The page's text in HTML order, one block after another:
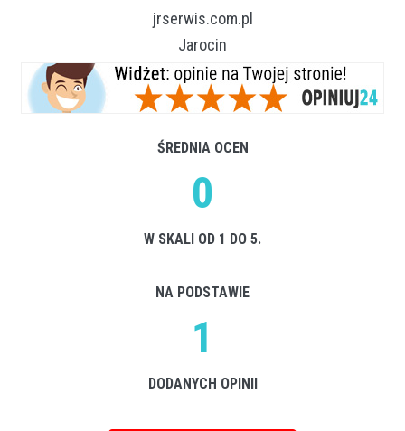
jrserwis.com.pl
Jarocin
ŚREDNIA OCEN
0
W SKALI OD 1 DO 5.
NA PODSTAWIE
1
DODANYCH OPINII